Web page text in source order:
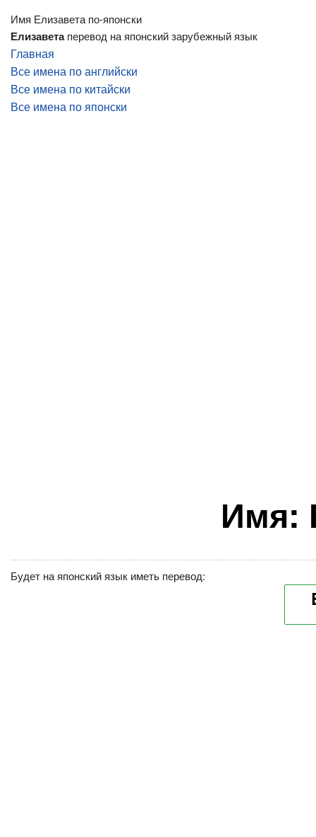
Имя Елизавета по-японски
Елизаветаперевод на японский зарубежный язык
Главная
Все имена по английски
Все имена по китайски
Все имена по японски
Имя:
Будет на японский язык иметь перевод: